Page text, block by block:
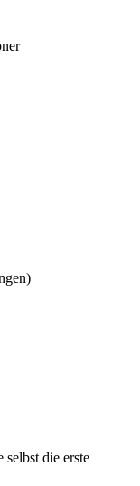
die erste